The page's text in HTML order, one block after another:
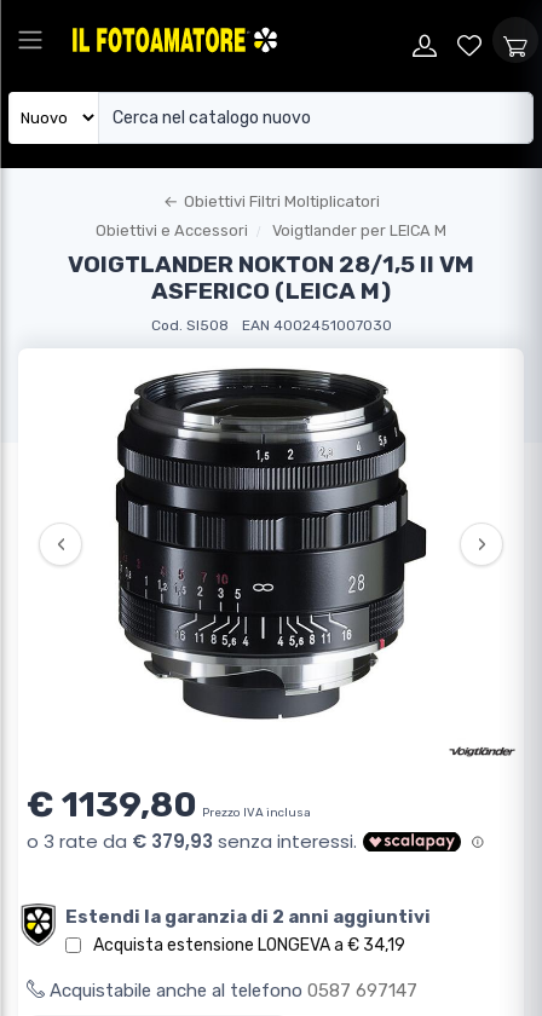
← Obiettivi Filtri Moltiplicatori
Obiettivi e Accessori
Voigtlander per LEICA M
VOIGTLANDER NOKTON 28/1,5 II VM
ASFERICO (LEICA M)
Cod. SI508 EAN 4002451007030
‹ ›
€ 1139,80 Prezzo IVA inclusa
Estendi la garanzia di 2 anni aggiuntivi
Acquista estensione LONGEVA a € 34,19
Acquistabile anche al telefono 0587 697147